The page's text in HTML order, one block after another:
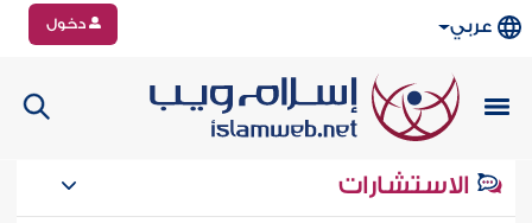
عربي دخول
الاستشارات